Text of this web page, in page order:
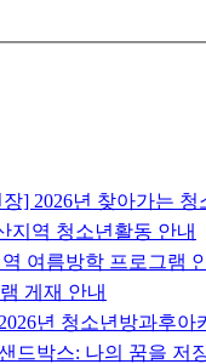
] 2026년 찾아가는
지역 청소년활동 안내
여름방학 프로그램
게재 안내
2026년 청소년방과후아
드박스: 나의 꿈을 저